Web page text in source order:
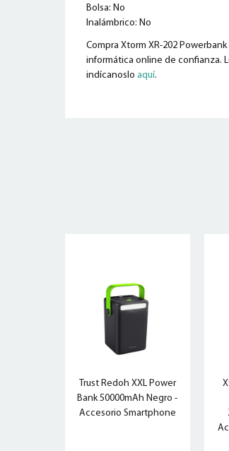
Bolsa: No
Inalámbrico: No
Compra Xtorm XR-202
informática online de confianza.
indícanoslo aquí.
Trust Redoh XXL Power
Bank 50000mAh Negro -
Accesorio Smartphone